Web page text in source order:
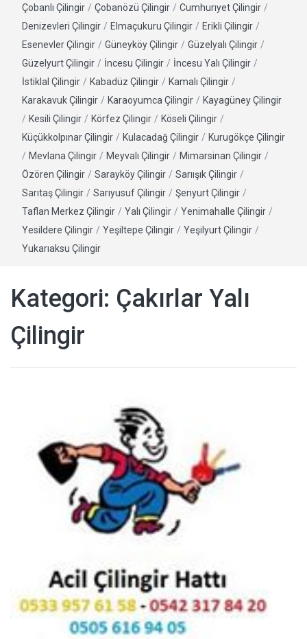
Çobanlı Çilingir / Çobanözü Çilingir / Cumhurıyet Çilingir /
Denizevleri Çilingir / Elmaçukuru Çilingir / Erikli Çilingir /
Esenevler Çilingir / Güneyköy Çilingir / Güzelyalı Çilingir /
Güzelyurt Çilingir / İncesu Çilingir / İncesu Yalı Çilingir /
İstiklal Çilingir / Kabadüz Çilingir / Kamalı Çilingir /
Karakavuk Çilingir / Karaoyumca Çilingir / Kayagüney Çilingir
/ Kesili Çilingir / Körfez Çilingir / Köseli Çilingir /
Küçükkolpınar Çilingir / Kulacadağ Çilingir / Kurugökçe Çilingir
/ Mevlana Çilingir / Meyvalı Çilingir / Mimarsinan Çilingir /
Özören Çilingir / Sarayköy Çilingir / Sarıışık Çilingir /
Sarıtaş Çilingir / Sarıyusuf Çilingir / Şenyurt Çilingir /
Taflan Merkez Çilingir / Yalı Çilingir / Yenimahalle Çilingir /
Yesildere Çilingir / Yeşiltepe Çilingir / Yeşilyurt Çilingir /
Yukarıaksu Çilingir
Kategori: Çakırlar Yalı
Çilingir